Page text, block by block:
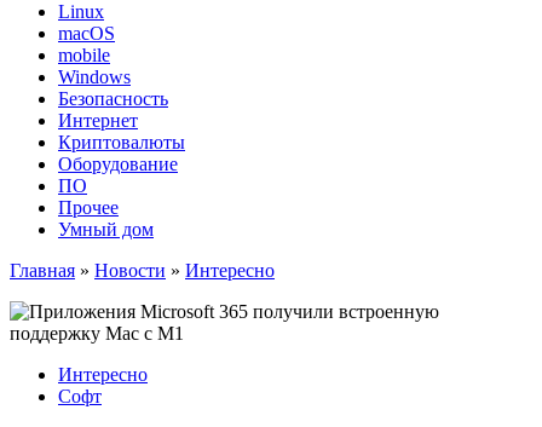
Linux
macOS
mobile
Windows
Безопасность
Интернет
Криптовалюты
Оборудование
ПО
Прочее
Умный дом
Главная » Новости » Интересно
Интересно
Софт